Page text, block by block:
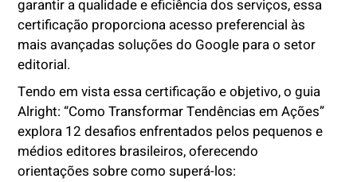
garantir a qualidade e eficiência dos serviços, essa
certificação proporciona acesso preferencial às
mais avançadas soluções do Google para o setor
editorial.
Tendo em vista essa certificação e objetivo, o guia
Alright: “Como Transformar Tendências em Ações”
explora 12 desafios enfrentados pelos pequenos e
médios editores brasileiros, oferecendo
orientações sobre como superá-los: